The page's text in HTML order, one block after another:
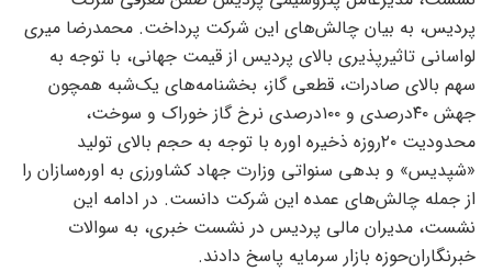
پردیس، به بیان چالش‏‏‌های این شرکت پرداخت. محمدرضا میری
لواسانی تاثیرپذیری بالای پردیس از قیمت جهانی، با توجه به
سهم بالای صادرات، قطعی گاز، بخشنامه‏‏‌های یک‌شبه همچون
جهش ۴۰درصدی و ۱۰۰درصدی نرخ گاز خوراک و سوخت،
محدودیت ۲۰روزه ذخیره اوره با توجه به حجم بالای تولید
«شپدیس» و بدهی سنواتی وزارت جهاد کشاورزی به اوره‌سازان را
از جمله چالش‏‏‌های عمده این شرکت دانست. در ادامه این
نشست، مدیران مالی پردیس در نشست خبری، به سوالات
خبرنگاران‌حوزه بازار سرمایه پاسخ دادند.